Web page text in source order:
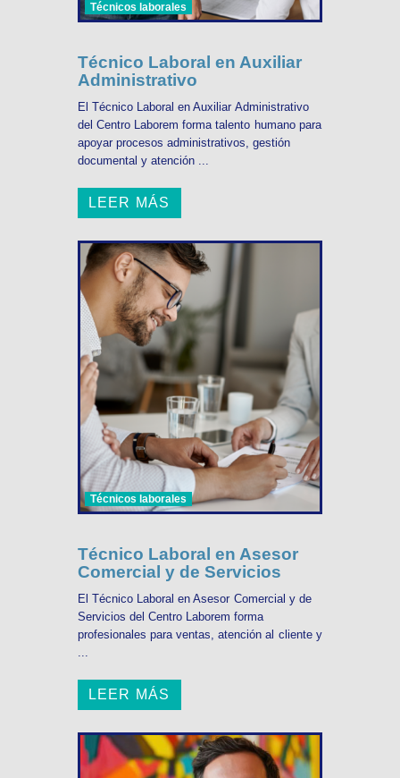
Técnicos laborales
Técnico Laboral en Auxiliar
Administrativo
El Técnico Laboral en Auxiliar Administrativo
del Centro Laborem forma talento humano para
apoyar procesos administrativos, gestión
documental y atención ...
LEER MÁS
Técnicos laborales
Técnico Laboral en Asesor
Comercial y de Servicios
El Técnico Laboral en Asesor Comercial y de
Servicios del Centro Laborem forma
profesionales para ventas, atención al cliente y
...
LEER MÁS